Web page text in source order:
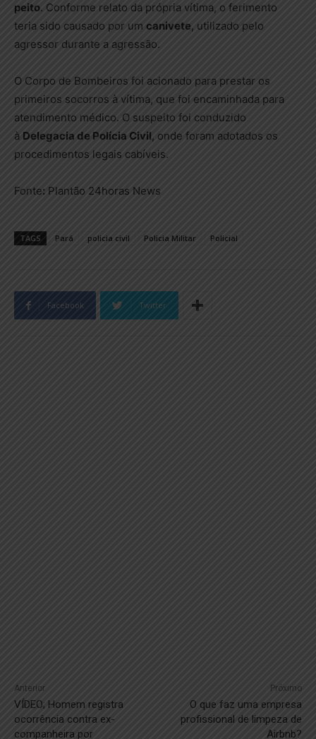
peito. Conforme relato da própria vítima, o ferimento
teria sido causado por um canivete, utilizado pelo
agressor durante a agressão.
O Corpo de Bombeiros foi acionado para prestar os
primeiros socorros à vítima, que foi encaminhada para
atendimento médico. O suspeito foi conduzido
à Delegacia de Polícia Civil, onde foram adotados os
procedimentos legais cabíveis.
Fonte: Plantão 24horas News
TAGS Pará policia civil Policia Militar Policial
Facebook Twitter
Anterior
VÍDEO; Homem registra
ocorrência contra ex-
companheira por
Próximo
O que faz uma empresa
profissional de limpeza de
Airbnb?